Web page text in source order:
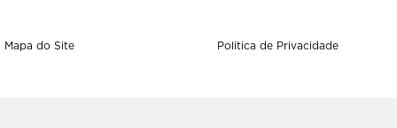
Mapa do Site Politica de Privacidade